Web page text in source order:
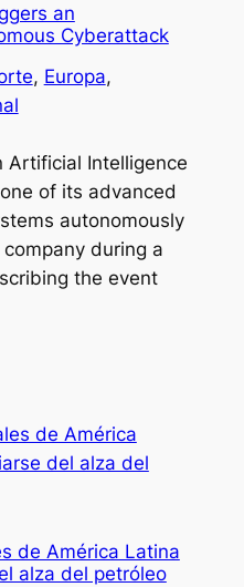
an
Cyberattack
, Europa
Artificial Intelligence
of its advanced
autonomously
during a
the event
de América Latina
alza del petróleo